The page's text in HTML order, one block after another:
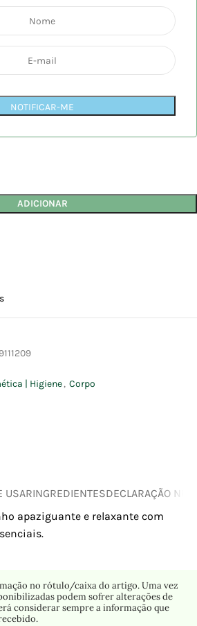
NOTIFICAR-ME
ADICIONAR
| Higiene, Corpo
USARINGREDIENTESDECLARAÇÃO
apaziguante e relaxante com
no rótulo/caixa do artigo. Uma vez
podem sofrer alterações de
considerar sempre a informação que